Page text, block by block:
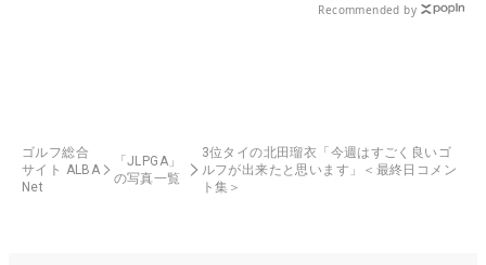
Recommended by
ゴルフ総合
サイト ALBA
Net
「JLPGA」
の写真一覧
3位タイの北田瑠衣「今週はすごく良いゴ
ルフが出来たと思います」＜最終日コメン
ト集＞